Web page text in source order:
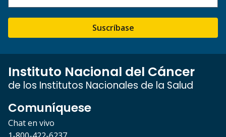
Suscríbase
Instituto Nacional del Cáncer
de los Institutos Nacionales de la Salud
Comuníquese
Chat en vivo